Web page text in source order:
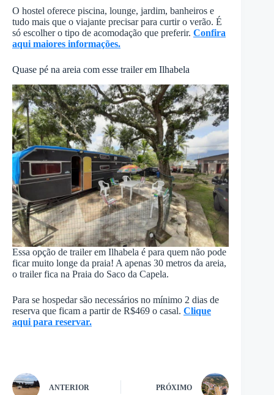
O hostel oferece piscina, lounge, jardim, banheiros e
tudo mais que o viajante precisar para curtir o verão. É
só escolher o tipo de acomodação que preferir. Confira
aqui maiores informações.
Quase pé na areia com esse trailer em Ilhabela
Essa opção de trailer em Ilhabela é para quem não pode
ficar muito longe da praia! A apenas 30 metros da areia,
o trailer fica na Praia do Saco da Capela.
Para se hospedar são necessários no mínimo 2 dias de
reserva que ficam a partir de R$469 o casal. Clique
aqui para reservar.
ANTERIOR PRÓXIMO